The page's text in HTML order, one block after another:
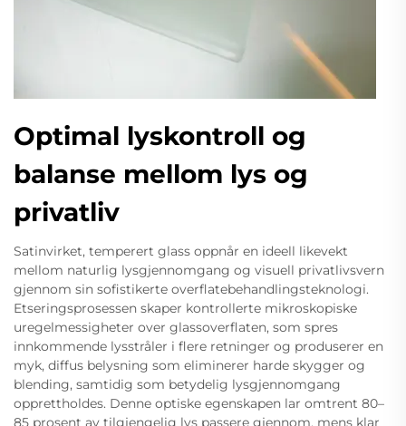
Optimal lyskontroll og
balanse mellom lys og
privatliv
Satinvirket, temperert glass oppnår en ideell likevekt
mellom naturlig lysgjennomgang og visuell privatlivsvern
gjennom sin sofistikerte overflatebehandlingsteknologi.
Etseringsprosessen skaper kontrollerte mikroskopiske
uregelmessigheter over glassoverflaten, som spres
innkommende lysstråler i flere retninger og produserer en
myk, diffus belysning som eliminerer harde skygger og
blending, samtidig som betydelig lysgjennomgang
opprettholdes. Denne optiske egenskapen lar omtrent 80–
85 prosent av tilgjengelig lys passere gjennom, mens klar